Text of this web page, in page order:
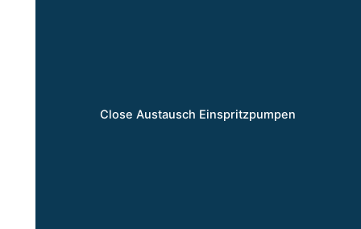
Close Austausch Einspritzpumpen